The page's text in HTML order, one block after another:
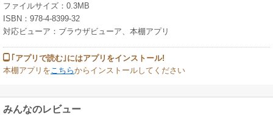
ファイルサイズ：0.3MB
ISBN：978-4-8399-32
対応ビューア：ブラウザビューア、本棚アプリ
｢アプリで読む｣にはアプリをインストール!
本棚アプリを こちらからインストールしてください
みんなのレビュー